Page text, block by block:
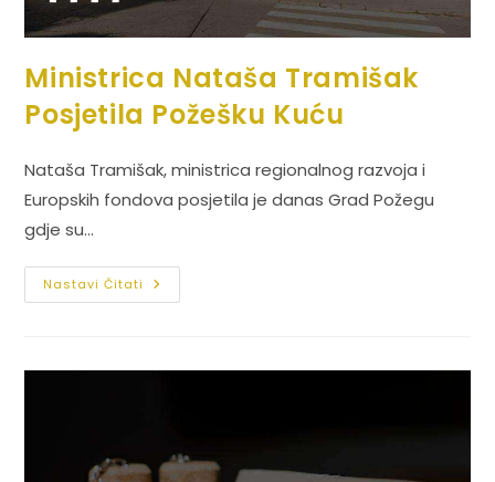
Ministrica Nataša Tramišak
Posjetila Požešku Kuću
Nataša Tramišak, ministrica regionalnog razvoja i
Europskih fondova posjetila je danas Grad Požegu
gdje su…
Nastavi Čitati